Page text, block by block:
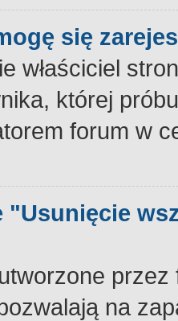
się
właściciel
której
forum w
"Usunięcie
na